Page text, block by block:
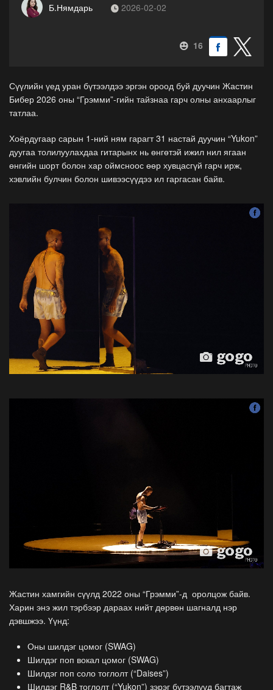
Б.Нямдарь 2026-02-02
16
Сүүлийн үед уран бүтээлдээ эргэн ороод буй дуучин Жастин
Бибер 2026 оны “Грэмми”-гийн тайзнаа гарч олны анхаарлыг
татлаа.
Хоёрдугаар сарын 1-ний ням гарагт 31 настай дуучин “Yukon”
дуугаа толилуулахдаа гитарынх нь өнгөтэй ижил нил ягаан
өнгийн шорт болон хар оймсноос өөр хувцасгүй гарч ирж,
хэвлийн булчин болон шивээсүүдээ ил гаргасан байв.
Жастин хамгийн сүүлд 2022 оны “Грэмми”-д оролцож байв.
Харин энэ жил тэрбээр дараах нийт дөрвөн шагналд нэр
дэвшжээ. Үүнд:
Оны шилдэг цомог (SWAG)
Шилдэг поп вокал цомог (SWAG)
Шилдэг поп соло тоглолт (“Daises”)
Шилдэг R&B тоглолт (“Yukon”) зэрэг бүтээлүүд багтаж